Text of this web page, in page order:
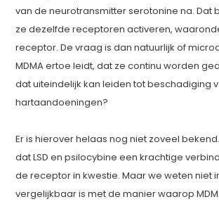
van de neurotransmitter serotonine na. Dat
ze dezelfde receptoren activeren,
receptor. De vraag is dan natuurlijk of
MDMA ertoe leidt, dat ze continu worden
dat uiteindelijk kan leiden tot beschadiging
hartaandoeningen?
Er is hierover helaas nog niet zoveel
dat LSD en psilocybine een krachtige
de receptor in kwestie. Maar we weten niet
vergelijkbaar is met de manier waarop